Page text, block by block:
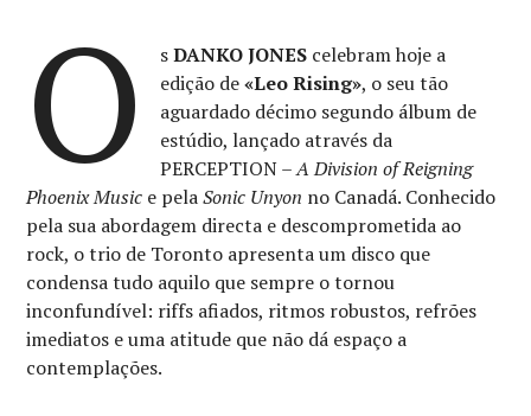
O sDANKO JONEScelebram hoje a
edição de«Leo Rising», o seu tão
aguardado décimo segundo álbum de
estúdio, lançado através da
PERCEPTION –A Division of Reigning
Phoenix Music e pelaSonic Unyon no Canadá. Conhecido
pela sua abordagem directa e descomprometida ao
rock, o trio de Toronto apresenta um disco que
condensa tudo aquilo que sempre o tornou
inconfundível: riffs afiados, ritmos robustos, refrões
imediatos e uma atitude que não dá espaço a
contemplações.